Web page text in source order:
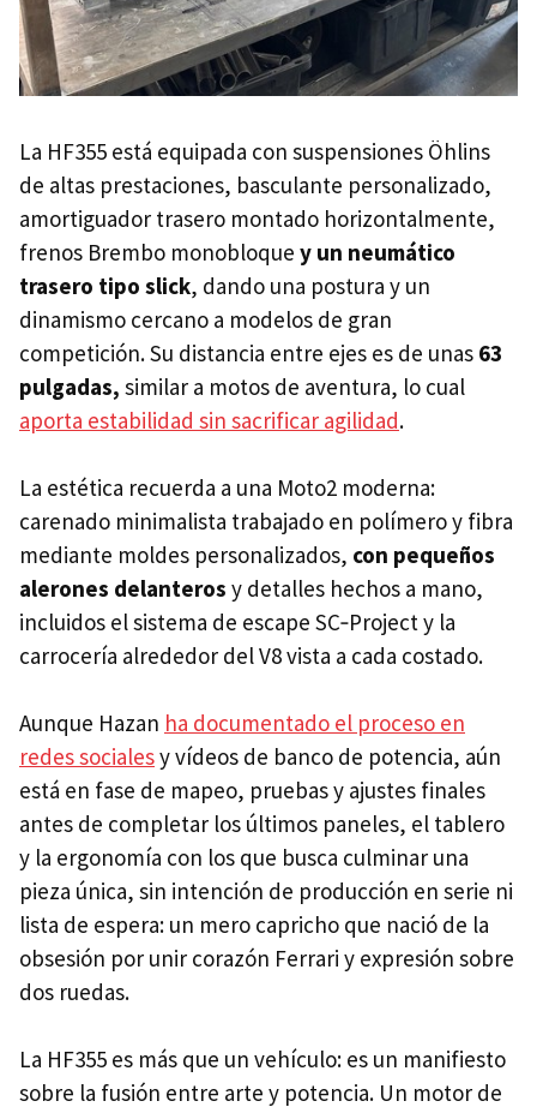
La HF355 está equipada con suspensiones Öhlins
de altas prestaciones, basculante personalizado,
amortiguador trasero montado horizontalmente,
frenos Brembo monobloque y un neumático
trasero tipo slick, dando una postura y un
dinamismo cercano a modelos de gran
competición. Su distancia entre ejes es de unas 63
pulgadas, similar a motos de aventura, lo cual
aporta estabilidad sin sacrificar agilidad.
La estética recuerda a una Moto2 moderna:
carenado minimalista trabajado en polímero y fibra
mediante moldes personalizados, con pequeños
alerones delanteros y detalles hechos a mano,
incluidos el sistema de escape SC‑Project y la
carrocería alrededor del V8 vista a cada costado.
Aunque Hazan ha documentado el proceso en
redes socialesy vídeos de banco de potencia, aún
está en fase de mapeo, pruebas y ajustes finales
antes de completar los últimos paneles, el tablero
y la ergonomía con los que busca culminar una
pieza única, sin intención de producción en serie ni
lista de espera: un mero capricho que nació de la
obsesión por unir corazón Ferrari y expresión sobre
dos ruedas.
La HF355 es más que un vehículo: es un manifiesto
sobre la fusión entre arte y potencia. Un motor de